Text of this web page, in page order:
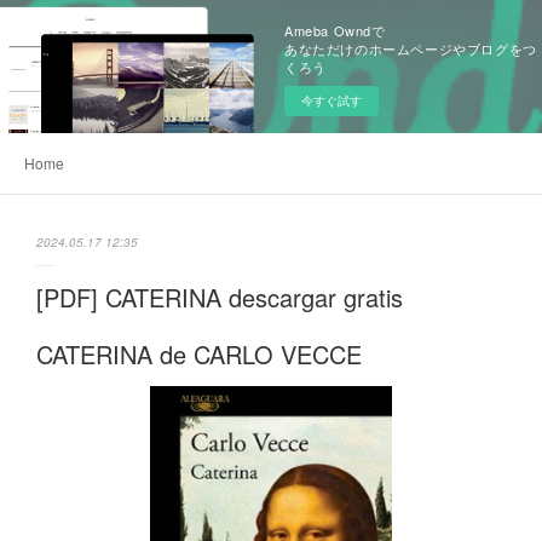
Ameba Owndで
あなただけのホームページやブログをつ
くろう
今すぐ試す
Home
2024.05.17 12:35
[PDF] CATERINA descargar gratis
CATERINA de CARLO VECCE